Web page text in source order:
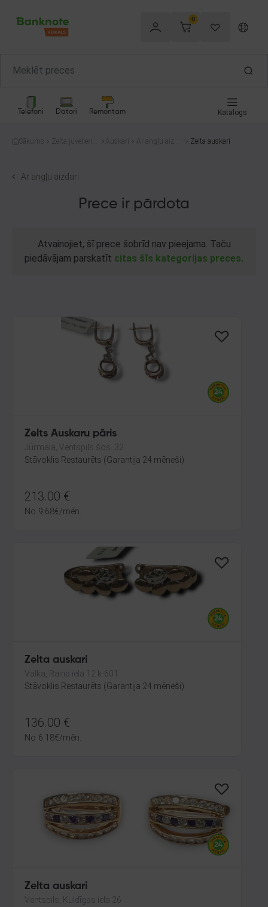
0
Telefoni Datori Remontam Katalogs
Sākums
Zelta juvelierizs
Auskari
Ar angļu aizda
Zelta auskari
Ar angļu aizdari
Prece ir pārdota
Atvainojiet, šī prece šobrīd nav pieejama. Taču
piedāvājam parskatīt citas šīs kategorijas preces.
Zelts Auskaru pāris
Jūrmala, Ventspils šos. 32
Stāvoklis Restaurēts (Garantija 24 mēneši)
213.00 €
No 9.68€/mēn.
Zelta auskari
Valka, Raiņa iela 12 k-601
Stāvoklis Restaurēts (Garantija 24 mēneši)
136.00 €
No 6.18€/mēn.
Zelta auskari
Ventspils, Kuldīgas iela 26